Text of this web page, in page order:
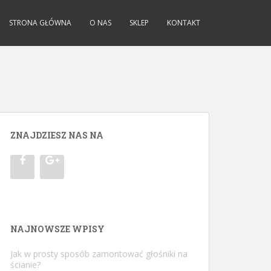
themes/sparkling.2.2.2/sparkling/languages/pl_PL.mo/pl_PL.mo) is
home/virtuals/37.187.251.88/userspace) in
STRONA GŁÓWNA O NAS SKLEP KONTAKT
ZNAJDZIESZ NAS NA
NAJNOWSZE WPISY
Jak w prosty sposób zamontować głośniki na
ścianie?